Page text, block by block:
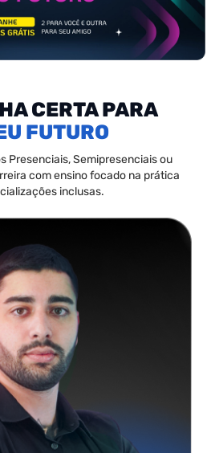
CERTA PARA
FUTURO
Presenciais, Semipresenciais ou
com ensino focado na prática
inclusas.